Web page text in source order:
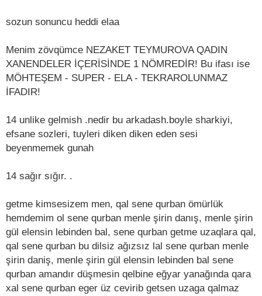
sozun sonuncu heddi elaa
Menim zövqümce NEZAKET TEYMUROVA QADIN
XANENDELER İÇERİSİNDE 1 NÖMREDİR! Bu ifası ise
MÖHTEŞEM - SUPER - ELA - TEKRAROLUNMAZ
İFADIR!
14 unlike gelmish .nedir bu arkadash.boyle sharkiyi,
efsane sozleri, tuyleri diken diken eden sesi
beyenmemek gunah
14 sağır sığır. .
getme kimsesizem men, qal sene qurban ömürlük
hemdemim ol sene qurban menle şirin danış, menle şirin
gül elensin lebinden bal, sene qurban getme uzaqlara qal,
qal sene qurban bu dilsiz ağızsız lal sene qurban menle
şirin daniş, menle şirin gül elensin lebinden bal sene
qurban amandır düşmesin qelbine eğyar yanağında qara
xal sene qurban eger üz cevirib getsen uzaga qalmaz